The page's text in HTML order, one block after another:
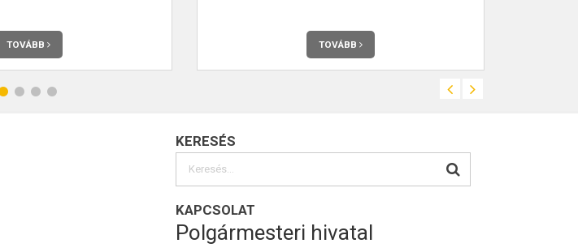
TOVÁBB TOVÁBB
KERESÉS
KAPCSOLAT
Polgármesteri hivatal